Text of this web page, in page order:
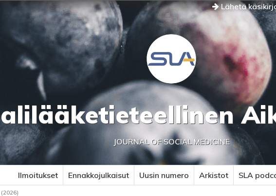
Lähetä
JOURNAL OF SOCIAL MEDICINE
Ilmoitukset Ennakkojulkaisut Uusin numero Arkistot SLA